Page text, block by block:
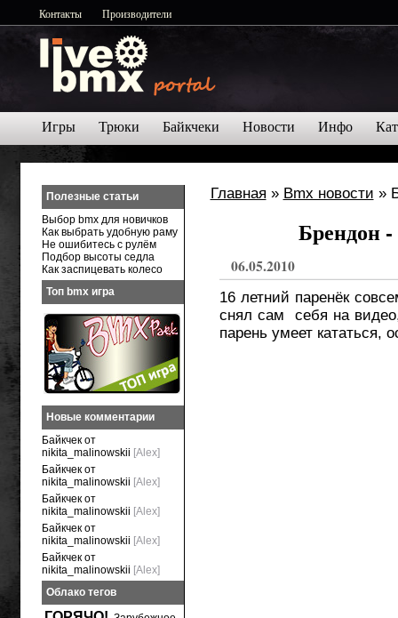
Контакты Производители
Игры Трюки Байкчеки Новости Инфо
Главная » Bmx новости »
Брендон -
06.05.2010
16 летний паренёк
снял сам себя на
парень умеет кататься,
Полезные статьи
Выбор bmx для новичков
Как выбрать удобную раму
Не ошибитесь с рулём
Подбор высоты седла
Как заспицевать колесо
Топ bmx игра
Новые комментарии
Байкчек от
nikita_malinowskii [Alex]
Байкчек от
nikita_malinowskii [Alex]
Байкчек от
nikita_malinowskii [Alex]
Байкчек от
nikita_malinowskii [Alex]
Байкчек от
nikita_malinowskii [Alex]
Облако тегов